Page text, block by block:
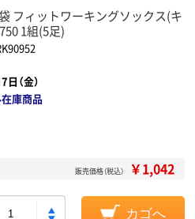
フィットワーキングソックス(キ
1組(5足)
日（金）
庫商品
販売価格（税込） ￥1,042
カゴへ